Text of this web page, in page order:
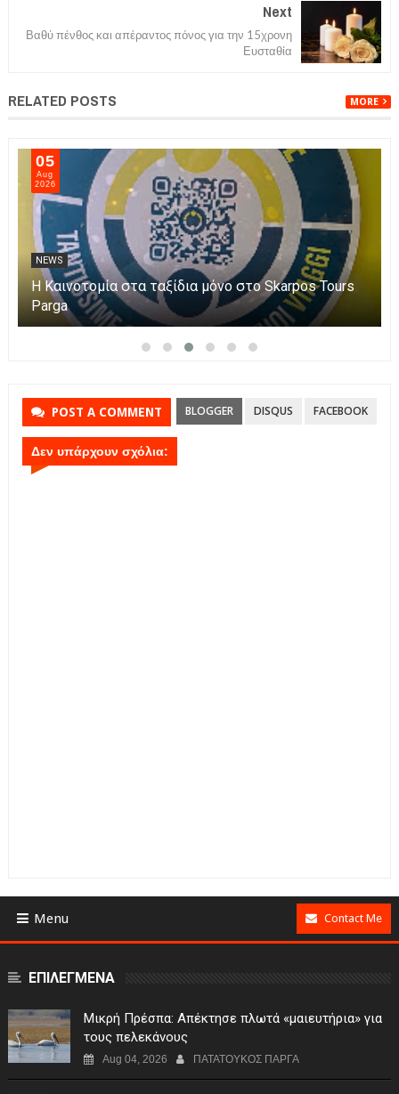
Next
Βαθύ πένθος και απέραντος πόνος για την 15χρονη
Ευσταθία
RELATED POSTS MORE
05
Aug
2026
NEWS
Η Καινοτομία στα ταξίδια μόνο στο Skarpos Tours
Parga
POST A COMMENT BLOGGER DISQUS FACEBOOK
Δεν υπάρχουν σχόλια:
Menu Contact Me
ΕΠΙΛΕΓΜΕΝΑ
Μικρή Πρέσπα: Απέκτησε πλωτά «μαιευτήρια» για
τους πελεκάνους
Aug 04, 2026 ΠΑΤΑΤΟΥΚΟΣ ΠΑΡΓΑ